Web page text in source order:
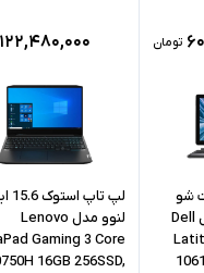
تومان ۱۲۲,۴۸۰,۰۰۰
شو
12.3 اینچی دل مدل Dell
لپ
لنوو مدل Lenovo
Gaming 3 Core
16GB 256SSD,